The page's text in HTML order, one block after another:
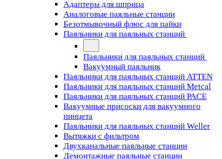
Адаптеры для шприца
Аналоговые паяльные станции
Безотмывочный флюс для пайки
Паяльники для паяльных станций
Паяльники для паяльных станций
Вакуумный паяльник
Паяльники для паяльных станций ATTEN
Паяльники для паяльных станций Metcal
Паяльники для паяльных станций PACE
Вакуумные присоски для вакуумного
пинцета
Паяльники для паяльных станций Weller
Вытяжки с фильтром
Двухканальные паяльные станции
Демонтажные паяльные станции